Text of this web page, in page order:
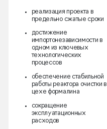
реализация проекта в
предельно сжатые сроки
достижение
импортонезависимости в
одном из ключевых
технологических
процессов
обеспечение стабильной
работы реактора очистки в
цехе формалина
сокращение
эксплуатационных
расходов